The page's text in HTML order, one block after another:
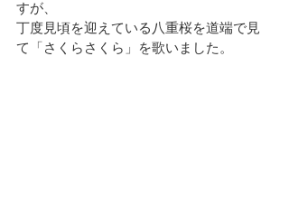
すが、
丁度見頃を迎えている八重桜を道端で見
て「さくらさくら」を歌いました。